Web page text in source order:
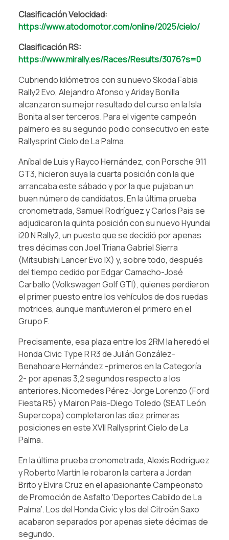
Clasificación Velocidad:
https://www.atodomotor.com/online/2025/cielo/
Clasificación RS:
https://www.mirally.es/Races/Results/3076?s=0
Cubriendo kilómetros con su nuevo Skoda Fabia
Rally2 Evo, Alejandro Afonso y Ariday Bonilla
alcanzaron su mejor resultado del curso en la Isla
Bonita al ser terceros. Para el vigente campeón
palmero es su segundo podio consecutivo en este
Rallysprint Cielo de La Palma.
Aníbal de Luis y Rayco Hernández, con Porsche 911
GT3, hicieron suya la cuarta posición con la que
arrancaba este sábado y por la que pujaban un
buen número de candidatos. En la última prueba
cronometrada, Samuel Rodríguez y Carlos Pais se
adjudicaron la quinta posición con su nuevo Hyundai
i20 N Rally2, un puesto que se decidió por apenas
tres décimas con Joel Triana Gabriel Sierra
(Mitsubishi Lancer Evo IX) y, sobre todo, después
del tiempo cedido por Edgar Camacho-José
Carballo (Volkswagen Golf GTI), quienes perdieron
el primer puesto entre los vehículos de dos ruedas
motrices, aunque mantuvieron el primero en el
Grupo F.
Precisamente, esa plaza entre los 2RM la heredó el
Honda Civic Type R R3 de Julián González-
Benahoare Hernández -primeros en la Categoría
2- por apenas 3,2 segundos respecto a los
anteriores. Nicomedes Pérez-Jorge Lorenzo (Ford
Fiesta R5) y Mairon Pais-Diego Toledo (SEAT León
Supercopa) completaron las diez primeras
posiciones en este XVII Rallysprint Cielo de La
Palma.
En la última prueba cronometrada, Alexis Rodríguez
y Roberto Martín le robaron la cartera a Jordan
Brito y Elvira Cruz en el apasionante Campeonato
de Promoción de Asfalto ‘Deportes Cabildo de La
Palma’. Los del Honda Civic y los del Citroën Saxo
acabaron separados por apenas siete décimas de
segundo.